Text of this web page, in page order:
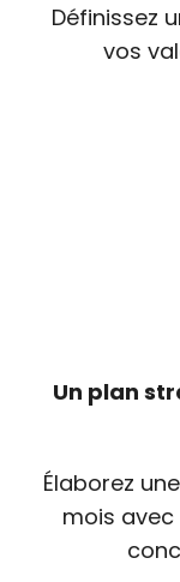
Définissez
vos
Un plan
Élaborez
mois avec